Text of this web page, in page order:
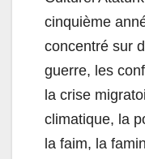
cinquième
concentré sur
guerre, les
la crise
climatique, la
la faim, la